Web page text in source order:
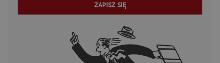
ZAPISZ SIĘ